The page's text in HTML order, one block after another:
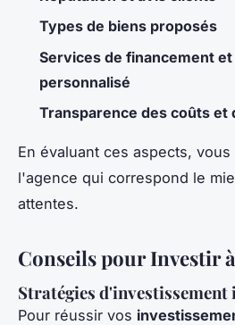
Types de biens proposés
Services de financement
personnalisé
Transparence des coûts et
En évaluant ces aspects,
l'agence qui correspond le
attentes.
Conseils pour Investir
Stratégies
Pour réussir vos